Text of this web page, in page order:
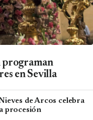
programan
en Sevilla
de Arcos celebra
procesión